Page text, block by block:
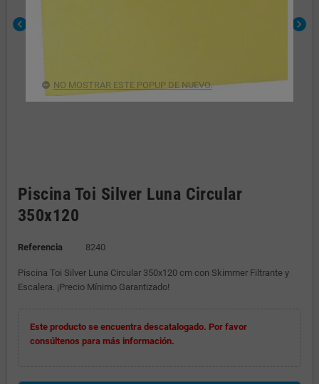
chevron_left chevron_right
Piscina Toi Silver Luna Circular
350x120
Referencia 8240
Piscina Toi Silver Luna Circular 350x120 cm con Skimmer Filtrante y
Escalera. ¡Precio Mínimo Garantizado!
Este producto se encuentra descatalogado. Por favor
consúltenos para más información.
NO MOSTRAR ESTE POPUP DE NUEVO.